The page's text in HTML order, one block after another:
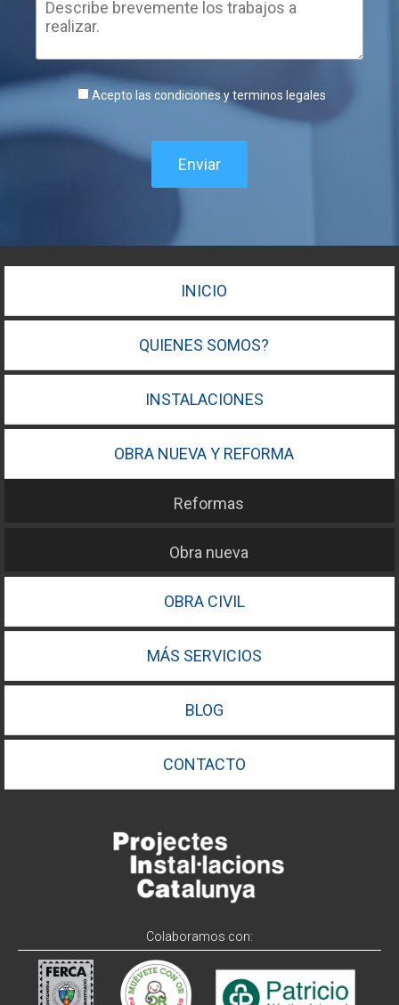
Acepto las condiciones y terminos legales
Enviar
INICIO
QUIENES SOMOS?
INSTALACIONES
OBRA NUEVA Y REFORMA
Reformas
Obra nueva
OBRA CIVIL
MÁS SERVICIOS
BLOG
CONTACTO
Colaboramos con: